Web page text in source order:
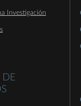
Investigación
DE